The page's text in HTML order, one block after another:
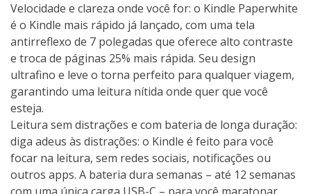
Velocidade e clareza onde você for: o Kindle Paperwhite
é o Kindle mais rápido já lançado, com uma tela
antirreflexo de 7 polegadas que oferece alto contraste
e troca de páginas 25% mais rápida. Seu design
ultrafino e leve o torna perfeito para qualquer viagem,
garantindo uma leitura nítida onde quer que você
esteja.
Leitura sem distrações e com bateria de longa duração:
diga adeus às distrações: o Kindle é feito para você
focar na leitura, sem redes sociais, notificações ou
outros apps. A bateria dura semanas – até 12 semanas